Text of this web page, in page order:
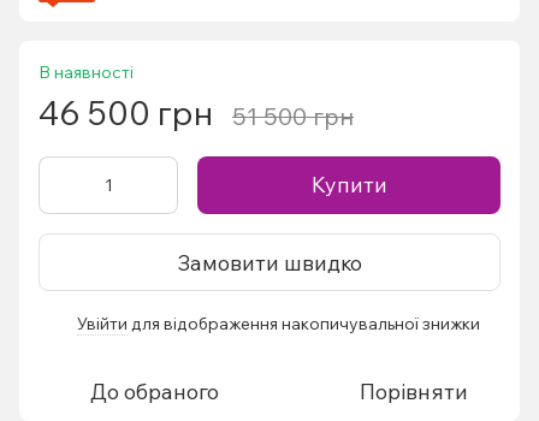
В наявності
46 500 грн 51 500 грн
Купити
Замовити швидко
Увійти для відображення накопичувальної знижки
До обраного Порівняти